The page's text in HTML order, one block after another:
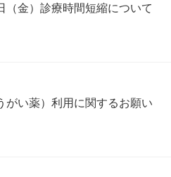
（金）診療時間短縮について
がい薬）利用に関するお願い